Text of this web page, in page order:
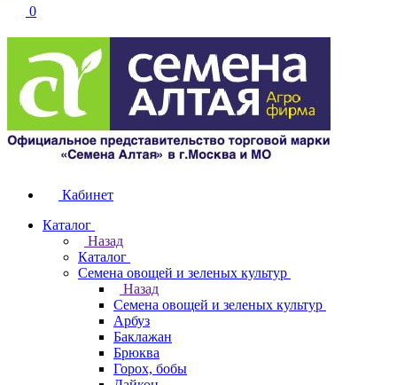
0
Кабинет
Каталог
Назад
Каталог
Семена овощей и зеленых культур
Назад
Семена овощей и зеленых культур
Арбуз
Баклажан
Брюква
Горох, бобы